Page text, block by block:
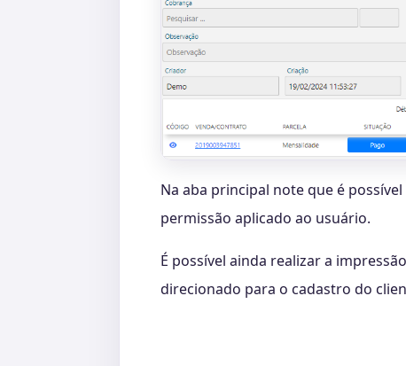
Na aba principal note que é
permissão aplicado ao usuário.
É possível ainda realizar a
direcionado para o cadastro do